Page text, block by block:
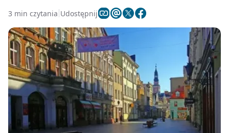
3 min czytania Udostępnij